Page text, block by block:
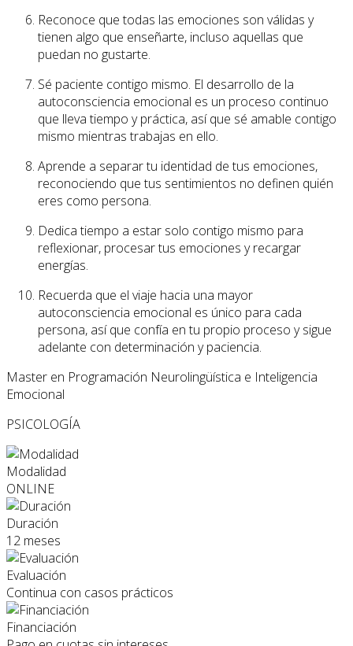
Reconoce que todas las emociones son válidas y
tienen algo que enseñarte, incluso aquellas que
puedan no gustarte.
Sé paciente contigo mismo. El desarrollo de la
autoconsciencia emocional es un proceso continuo
que lleva tiempo y práctica, así que sé amable contigo
mismo mientras trabajas en ello.
Aprende a separar tu identidad de tus emociones,
reconociendo que tus sentimientos no definen quién
eres como persona.
Dedica tiempo a estar solo contigo mismo para
reflexionar, procesar tus emociones y recargar
energías.
Recuerda que el viaje hacia una mayor
autoconsciencia emocional es único para cada
persona, así que confía en tu propio proceso y sigue
adelante con determinación y paciencia.
Master en Programación Neurolingüística e Inteligencia
Emocional
PSICOLOGÍA
Modalidad
ONLINE
Duración
12 meses
Evaluación
Continua con casos prácticos
Financiación